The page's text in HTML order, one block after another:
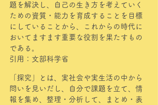
題を解決し、自己の生き方を考えていく
ための資質・能力を育成することを目標
にしていることから、これからの時代に
おいてますます重要な役割を果たすもの
である。
​引用：文部科学省
「探究」とは、実社会や実生活の中から
問いを見いだし、自分で課題を立て、情
報を集め、整理・分析して、まとめ・表